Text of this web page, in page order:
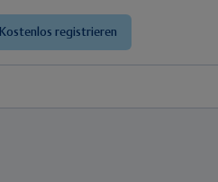
Kostenlos registrieren